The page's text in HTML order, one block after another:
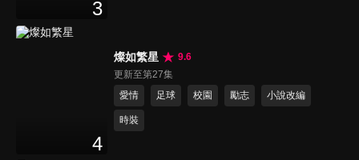
3
4
燦如繁星
9.6
更新至第27集
愛情
足球 校園 勵志 小說改編
時裝